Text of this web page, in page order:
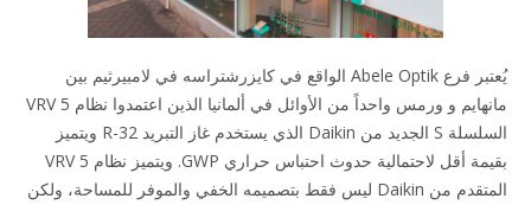
يُعتبر فرع Abele Optik الواقع في كايزرشتراسه في لامبيرثيم بين
مانهايم و ورمس واحداً من الأوائل في ألمانيا الذين اعتمدوا نظام VRV 5
السلسلة S الجديد من Daikin الذي يستخدم غاز التبريد R-32 ويتميز
بقيمة أقل لاحتمالية حدوث احتباس حراري GWP. ويتميز نظام VRV 5
المتقدم من Daikin ليس فقط بتصميمه الخفي والموفر للمساحة، ولكن